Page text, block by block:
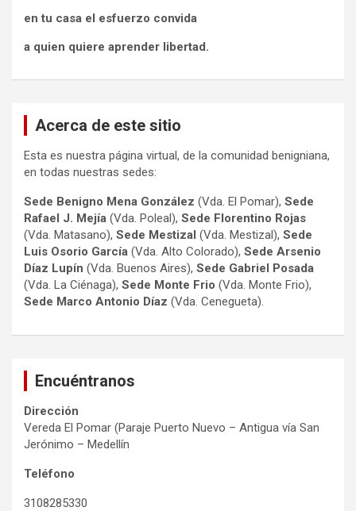
en tu casa el esfuerzo convida
a quien quiere aprender libertad.
Acerca de este sitio
Esta es nuestra página virtual, de la comunidad benigniana,
en todas nuestras sedes:
Sede Benigno Mena González (Vda. El Pomar), Sede
Rafael J. Mejía (Vda. Poleal), Sede Florentino Rojas
(Vda. Matasano), Sede Mestizal (Vda. Mestizal), Sede
Luis Osorio García (Vda. Alto Colorado), Sede Arsenio
Díaz Lupín (Vda. Buenos Aires), Sede Gabriel Posada
(Vda. La Ciénaga), Sede Monte Frio (Vda. Monte Frio),
Sede Marco Antonio Díaz (Vda. Cenegueta).
Encuéntranos
Dirección
Vereda El Pomar (Paraje Puerto Nuevo – Antigua vía San
Jerónimo – Medellín
Teléfono
3108285330